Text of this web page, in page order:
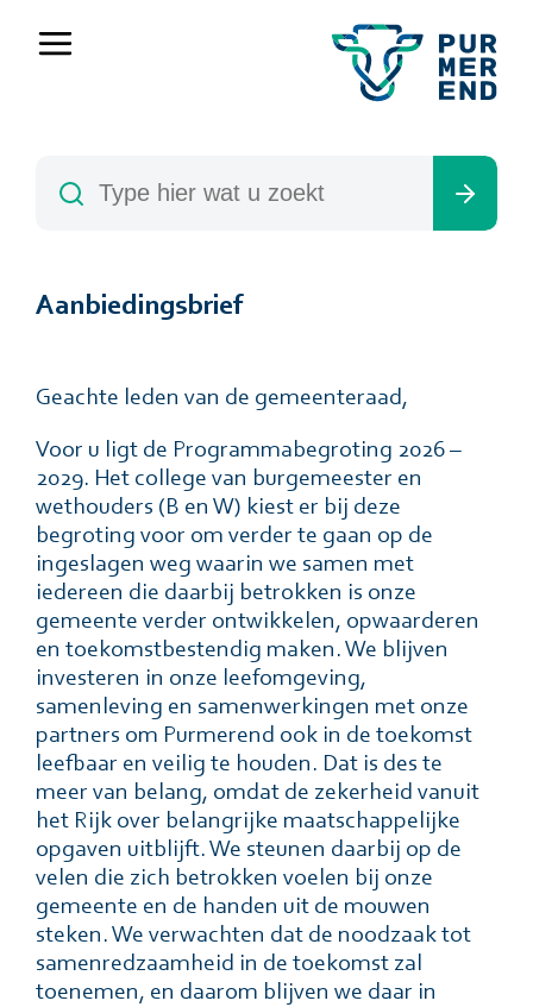
Aanbiedingsbrief
Geachte leden van de gemeenteraad,
Voor u ligt de Programmabegroting 2026 –
2029. Het college van burgemeester en
wethouders (B en W) kiest er bij deze
begroting voor om verder te gaan op de
ingeslagen weg waarin we samen met
iedereen die daarbij betrokken is onze
gemeente verder ontwikkelen, opwaarderen
en toekomstbestendig maken. We blijven
investeren in onze leefomgeving,
samenleving en samenwerkingen met onze
partners om Purmerend ook in de toekomst
leefbaar en veilig te houden. Dat is des te
meer van belang, omdat de zekerheid vanuit
het Rijk over belangrijke maatschappelijke
opgaven uitblijft. We steunen daarbij op de
velen die zich betrokken voelen bij onze
gemeente en de handen uit de mouwen
steken. We verwachten dat de noodzaak tot
samenredzaamheid in de toekomst zal
toenemen, en daarom blijven we daar in